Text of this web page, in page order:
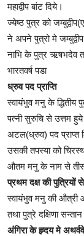
महाद्वीप बांट दिये।
ज्येष्ठ पुत्र को
ने अपने पुत्रो मे
नाभि के पुत्र ऋषभदेव
भारतवर्ष पडा
ध्रुव पद प्राप्ति
स्वायंभुव मनु के द्धितीय
पत्नी सुरुचि से उत्तम
अटल(ध्रुव) पद प्राप्त
उसकी तपस्या को
औतम मनु के नाम से
प्रथम दक्ष की पुत्रियों
स्वायंभुव मनु की औत्री
तथा पुत्रे दक्षिणा
अंगिरा के ह्र्दय मे